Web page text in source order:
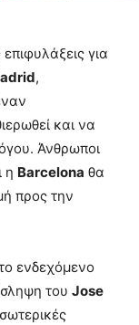
για
,
και να
Άνθρωποι
η Barcelona θα
προς την
ενδεχόμενο
του Jose